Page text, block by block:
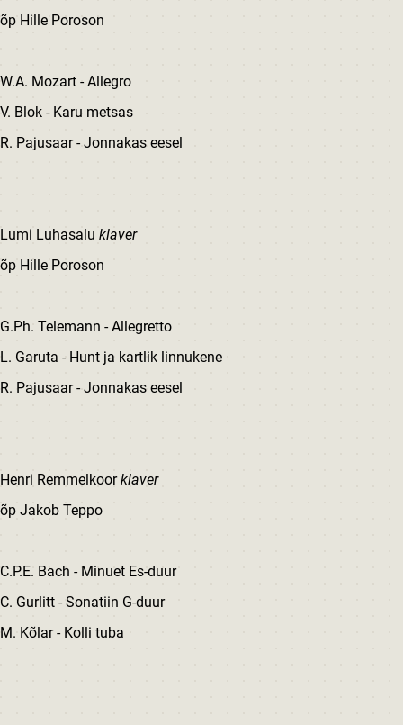
õp Hille Poroson
W.A. Mozart - Allegro
V. Blok - Karu metsas
R. Pajusaar - Jonnakas eesel
Lumi Luhasalu klaver
õp Hille Poroson
G.Ph. Telemann - Allegretto
L. Garuta - Hunt ja kartlik linnukene
R. Pajusaar - Jonnakas eesel
Henri Remmelkoorklaver
õp Jakob Teppo
C.P.E. Bach - Minuet Es-duur
C. Gurlitt - Sonatiin G-duur
M. Kõlar - Kolli tuba